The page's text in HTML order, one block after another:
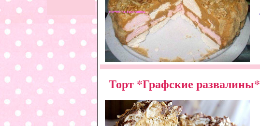
Торт *Графские развалины*